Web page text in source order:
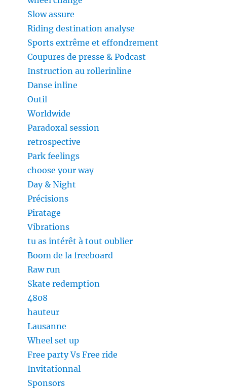
Slow assure
Riding destination analyse
Sports extrême et effondrement
Coupures de presse & Podcast
Instruction au rollerinline
Danse inline
Outil
Worldwide
Paradoxal session
retrospective
Park feelings
choose your way
Day & Night
Précisions
Piratage
Vibrations
tu as intérêt à tout oublier
Boom de la freeboard
Raw run
Skate redemption
4808
hauteur
Lausanne
Wheel set up
Free party Vs Free ride
Invitationnal
Sponsors